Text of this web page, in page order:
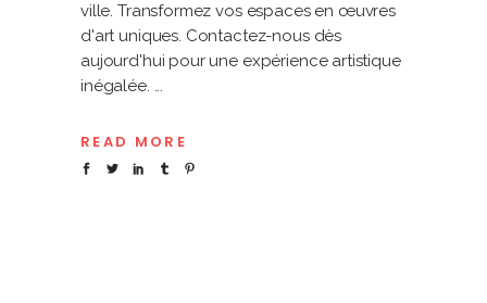
ville. Transformez vos espaces en œuvres
d'art uniques. Contactez-nous dès
aujourd'hui pour une expérience artistique
inégalée.
READ MORE